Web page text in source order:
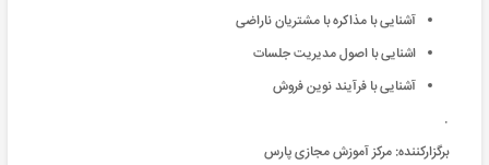
آشنایی با مذاکره با مشتریان ناراضی
اشنایی با اصول مدیریت جلسات
آشنایی با فرآیند نوین فروش
.
برگزارکننده: مرکز آموزش مجازی پارس